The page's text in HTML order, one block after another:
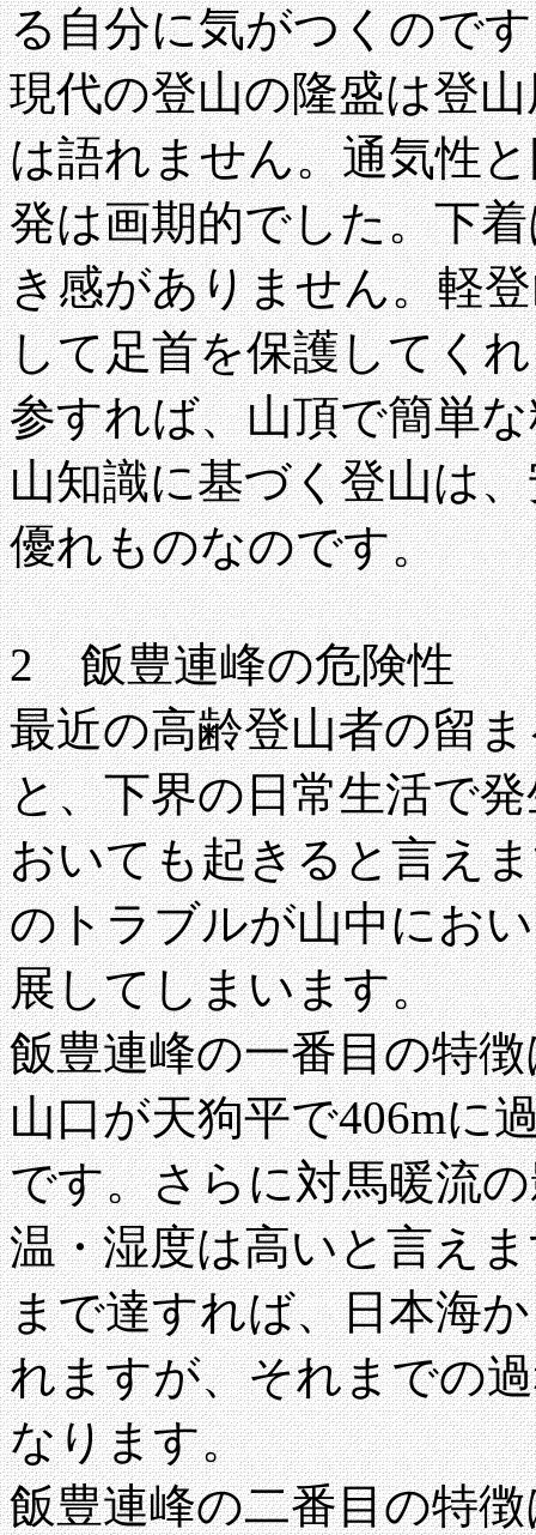
る自分に気がつくので
現代の登山の隆盛は登
は語れません。通気性
発は画期的でした。下
き感がありません。軽
して足首を保護してく
参すれば、山頂で簡単
山知識に基づく登山は
優れものなのです。
2 飯豊連峰の危険性
最近の高齢登山者の留
と、下界の日常生活で
おいても起きると言え
のトラブルが山中にお
展してしまいます。
飯豊連峰の一番目の特
山口が天狗平で406mに
です。さらに対馬暖流
温・湿度は高いと言え
まで達すれば、日本海
れますが、それまでの
なります。
飯豊連峰の二番目の特